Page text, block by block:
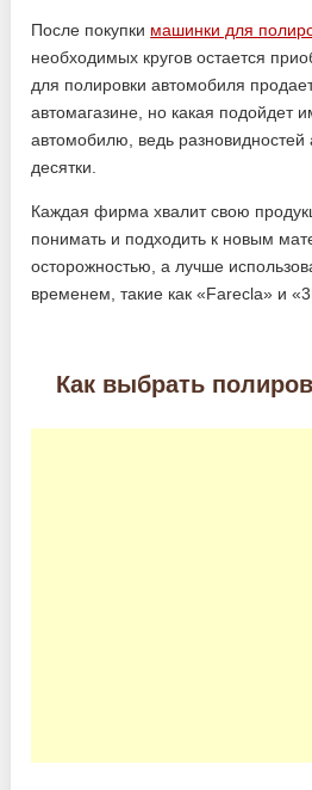
После покупки машинки для
необходимых кругов остается
для полировки автомобиля
автомагазине, но какая подойдет
автомобилю, ведь
десятки.
Каждая фирма хвалит свою
понимать и подходить к новым
осторожностью, а лучше
временем, такие как «Farecla» и
Как выбрать